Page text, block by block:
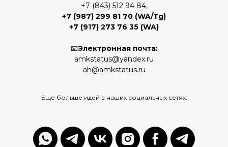
+7 (843) 512 94 84,
+7 (987) 299 81 70 (WA/Tg)
+7 (917) 273 76 35 (WA)
📧Электронная почта:
amkstatus@yandex.ru
ah@amkstatus.ru
Еще больше идей в наших социальных сетях: